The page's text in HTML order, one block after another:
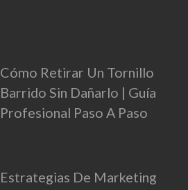
Cómo Retirar Un Tornillo
Barrido Sin Dañarlo | Guía
Profesional Paso A Paso
Estrategias De Marketing